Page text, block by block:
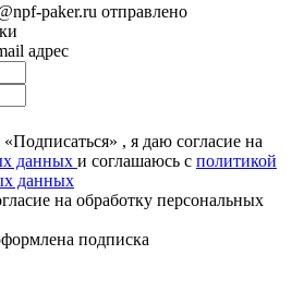
paker.ru отправлено
адрес
, я даю согласие на
данных и соглашаюсь c политикой
данных
на обработку персональных
подписка